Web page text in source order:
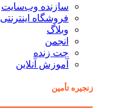
سازنده وب‌سایت
فروشگاه اینترنتی
وبلاگ
انجمن
چت زنده
آموزش آنلاین
زنجیره تأمین